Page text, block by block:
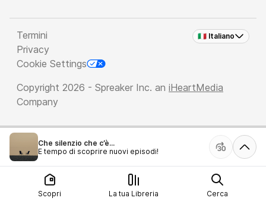
🇮🇹 Italiano
Termini
Privacy
Cookie Settings
Copyright 2026 - Spreaker Inc. an iHeartMedia
Company
Che silenzio che c’è...
È tempo di scoprire nuovi episodi!
Scopri La tua Libreria Cerca